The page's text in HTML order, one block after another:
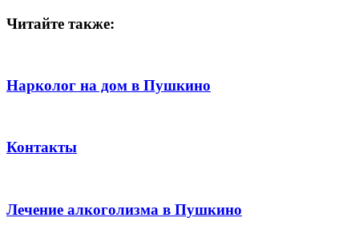
Читайте также:
Нарколог на дом в Пушкино
Контакты
Лечение алкоголизма в Пушкино